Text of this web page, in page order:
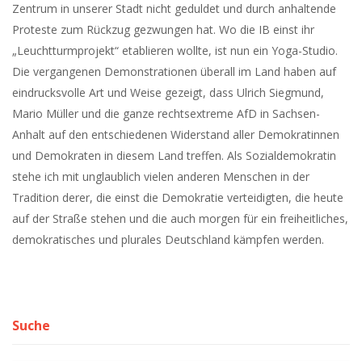
Zentrum in unserer Stadt nicht geduldet und durch anhaltende
Proteste zum Rückzug gezwungen hat. Wo die IB einst ihr
„Leuchtturmprojekt“ etablieren wollte, ist nun ein Yoga-Studio.
Die vergangenen Demonstrationen überall im Land haben auf
eindrucksvolle Art und Weise gezeigt, dass Ulrich Siegmund,
Mario Müller und die ganze rechtsextreme AfD in Sachsen-
Anhalt auf den entschiedenen Widerstand aller Demokratinnen
und Demokraten in diesem Land treffen. Als Sozialdemokratin
stehe ich mit unglaublich vielen anderen Menschen in der
Tradition derer, die einst die Demokratie verteidigten, die heute
auf der Straße stehen und die auch morgen für ein freiheitliches,
demokratisches und plurales Deutschland kämpfen werden.
Suche